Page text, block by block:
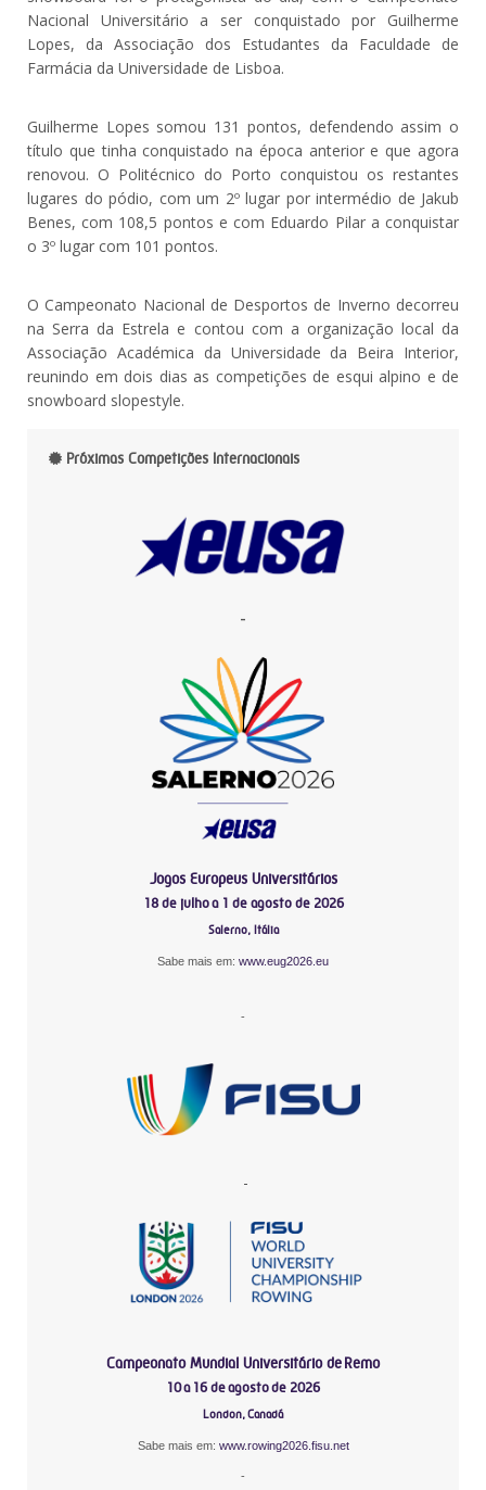
Nacional Universitário a ser conquistado por Guilherme
Lopes, da Associação dos Estudantes da Faculdade de
Farmácia da Universidade de Lisboa.
Guilherme Lopes somou 131 pontos, defendendo assim o
título que tinha conquistado na época anterior e que agora
renovou. O Politécnico do Porto conquistou os restantes
lugares do pódio, com um 2º lugar por intermédio de Jakub
Benes, com 108,5 pontos e com Eduardo Pilar a conquistar
o 3º lugar com 101 pontos.
O Campeonato Nacional de Desportos de Inverno decorreu
na Serra da Estrela e contou com a organização local da
Associação Académica da Universidade da Beira Interior,
reunindo em dois dias as competições de esqui alpino e de
snowboard slopestyle.
Próximas Competições Internacionais
-
Jogos Europeus Universitários
18 de julho a 1 de agosto de 2026
Salerno, Itália
Sabe mais em: www.eug2026.eu
-
-
Campeonato Mundial Universitário de Remo
10 a 16 de agosto de 2026
London, Canadá
Sabe mais em: www.rowing2026.fisu.net
-